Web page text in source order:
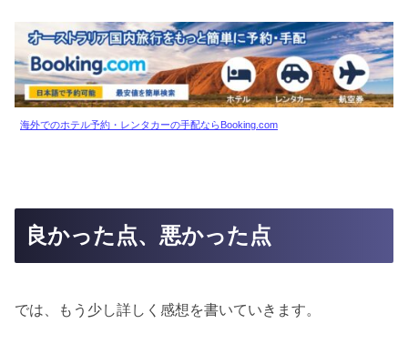
海外でのホテル予約・レンタカーの手配ならBooking.com
良かった点、悪かった点
では、もう少し詳しく感想を書いていきます。